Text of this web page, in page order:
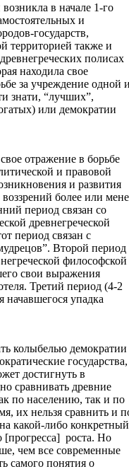
в начале 1-го
и
государств,
территорией также и
полисах
находила свое
за учреждение одной
знати, “лучших”,
или демократии
отражение в борьбе
и правовой
и развития
более или
период связан со
древнегреческой
период связан с
Второй период
философской
свои выражения
Третий период (4-2
начавшегося упадка
колыбелью демократии
государства,
достигнуть в
сравнивать древние
по населению, так и по
их нельзя сравнить и
какой-либо конкретный
[прогресса] роста. Но
чем все современные
самого понятия о